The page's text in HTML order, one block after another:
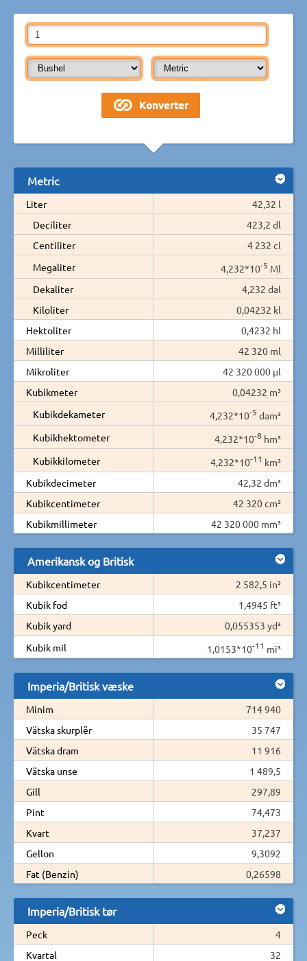
Metric
Liter
42,32 l
Deciliter
423,2 dl
Centiliter
4 232 cl
Megaliter
4,232*10-5 Ml
Dekaliter
4,232 dal
Kiloliter
0,04232 kl
Hektoliter
0,4232 hl
Milliliter
42 320 ml
Mikroliter
42 320 000 µl
Kubikmeter
0,04232 m³
Kubikdekameter
4,232*10-5 dam³
Kubikhektometer
4,232*10-8 hm³
Kubikkilometer
4,232*10-11 km³
Kubikdecimeter
42,32 dm³
Kubikcentimeter
42 320 cm³
Kubikmillimeter
42 320 000 mm³
Amerikansk og Britisk
Kubikcentimeter
2 582,5 in³
Kubik fod
1,4945 ft³
Kubik yard
0,055353 yd³
Kubik mil
1,0153*10-11 mi³
Imperia/Britisk væske
Minim
714 940
Vätska skurplër
35 747
Vätska dram
11 916
Vätska unse
1 489,5
Gill
297,89
Pint
74,473
Kvart
37,237
Gellon
9,3092
Fat (Benzin)
0,26598
Imperia/Britisk tør
Peck
4
Kvartal
32